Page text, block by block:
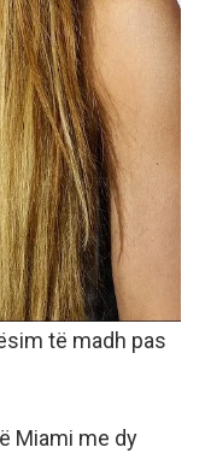
të madh pas
Miami me dy